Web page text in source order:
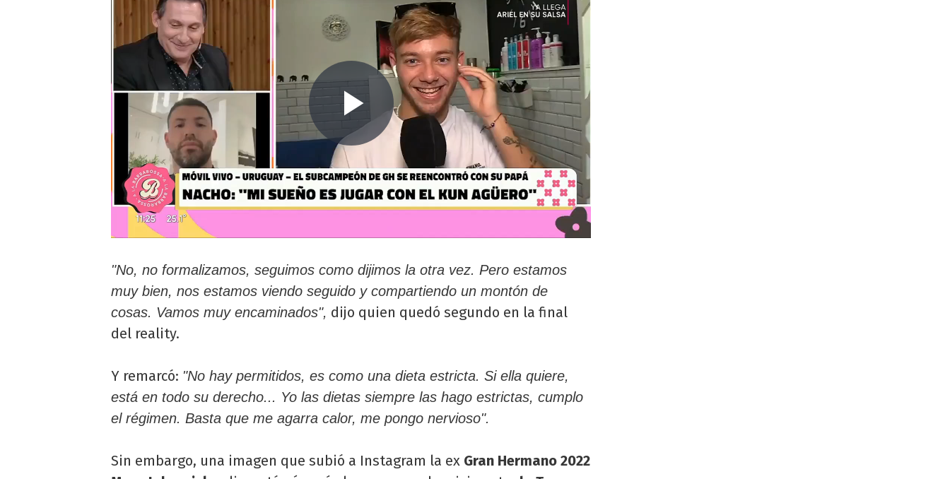
"No, no formalizamos, seguimos como dijimos la otra vez. Pero estamos
muy bien, nos estamos viendo seguido y compartiendo un montón de
cosas. Vamos muy encaminados", dijo quien quedó segundo en la final
del reality.
Y remarcó: "No hay permitidos, es como una dieta estricta. Si ella quiere,
está en todo su derecho... Yo las dietas siempre las hago estrictas, cumplo
el régimen. Basta que me agarra calor, me pongo nervioso".
Sin embargo, una imagen que subió a Instagram la ex Gran Hermano 2022